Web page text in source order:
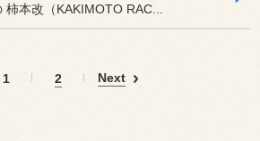
柿本改（KAKIMOTO RAC...
1 2 Next